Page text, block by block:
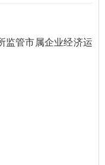
监管市属企业经济运